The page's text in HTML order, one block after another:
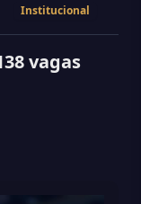
Institucional
vagas